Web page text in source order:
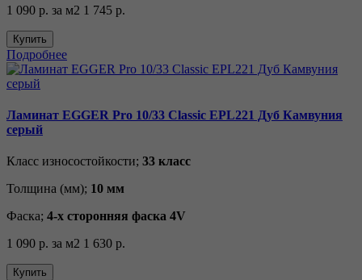
1 090 р. за м2 1 745 р.
Купить
Подробнее
Ламинат EGGER Pro 10/33 Classic EPL221 Дуб Камвуния
серый
Класс износостойкости; 33 класс
Толщина (мм); 10 мм
Фаска; 4-х сторонняя фаска 4V
1 090 р. за м2 1 630 р.
Купить